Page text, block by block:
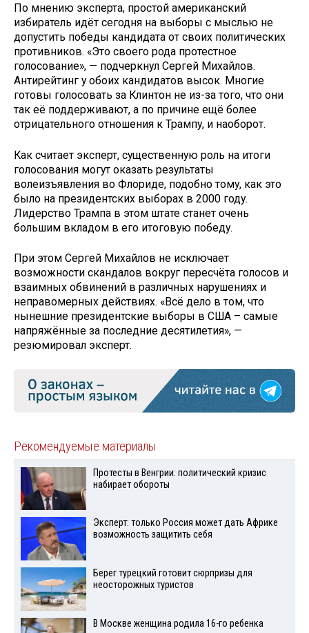
По мнению эксперта, простой американский
избиратель идёт сегодня на выборы с мыслью не
допустить победы кандидата от своих политических
противников. «Это своего рода протестное
голосование», — подчеркнул Сергей Михайлов.
Антирейтинг у обоих кандидатов высок. Многие
готовы голосовать за Клинтон не из-за того, что они
так её поддерживают, а по причине ещё более
отрицательного отношения к Трампу, и наоборот.
Как считает эксперт, существенную роль на итоги
голосования могут оказать результаты
волеизъявления во Флориде, подобно тому, как это
было на президентских выборах в 2000 году.
Лидерство Трампа в этом штате станет очень
большим вкладом в его итоговую победу.
При этом Сергей Михайлов не исключает
возможности скандалов вокруг пересчёта голосов и
взаимных обвинений в различных нарушениях и
неправомерных действиях. «Всё дело в том, что
нынешние президентские выборы в США – самые
напряжённые за последние десятилетия», —
резюмировал эксперт.
Рекомендуемые материалы
Протесты в Венгрии: политический кризис
набирает обороты
Эксперт: только Россия может дать Африке
возможность защитить себя
Берег турецкий готовит сюрпризы для
неосторожных туристов
В Москве женщина родила 16-го ребенка